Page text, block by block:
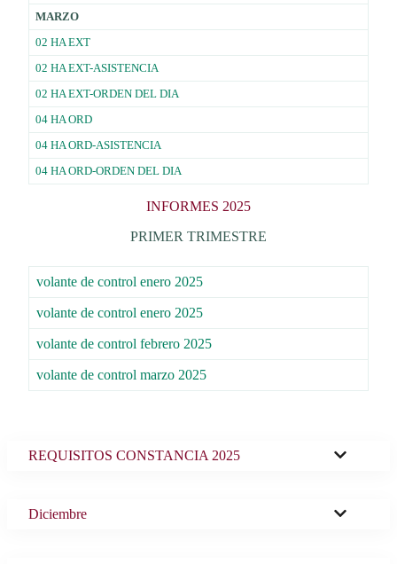
MARZO
02 HA EXT
02 HA EXT-ASISTENCIA
02 HA EXT-ORDEN DEL DIA
04 HA ORD
04 HA ORD-ASISTENCIA
04 HA ORD-ORDEN DEL DIA
INFORMES 2025
PRIMER TRIMESTRE
volante de control enero 2025
volante de control enero 2025
volante de control febrero 2025
volante de control marzo 2025
REQUISITOS CONSTANCIA 2025
Diciembre